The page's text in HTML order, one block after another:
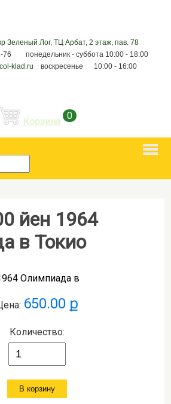
Зеленый Лог, ТЦ Арбат, 2 этаж, пав. 78
76 понедельник - суббота 10:00 - 18:00
klad.ru воскресенье 10:00 - 16:00
Корзина
0
йен 1964
в Токио
650.00 ք
Количество: